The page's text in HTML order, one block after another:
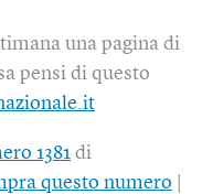
una pagina di
pensi di questo
1381 di
questo numero